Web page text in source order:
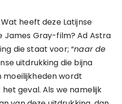
Wat heeft deze Latijnse
James Gray-film? Ad Astra
die staat voor; “naar de
uitdrukking die bijna
wordt
geval. Als we namelijk